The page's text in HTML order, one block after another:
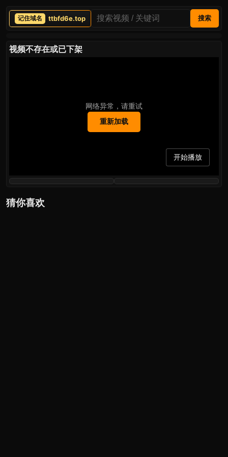
ttbfd6e.top 搜索
视频不存在或已下架
网络异常，请重试
重新加载
开始播放
猜你喜欢